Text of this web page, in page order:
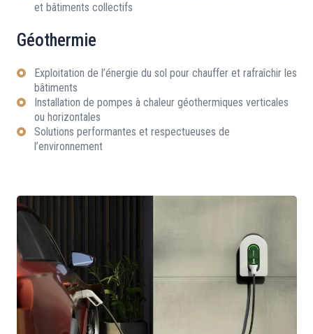
et bâtiments collectifs
Géothermie
Exploitation de l’énergie du sol pour chauffer et rafraîchir les
bâtiments
Installation de pompes à chaleur géothermiques verticales
ou horizontales
Solutions performantes et respectueuses de
l’environnement